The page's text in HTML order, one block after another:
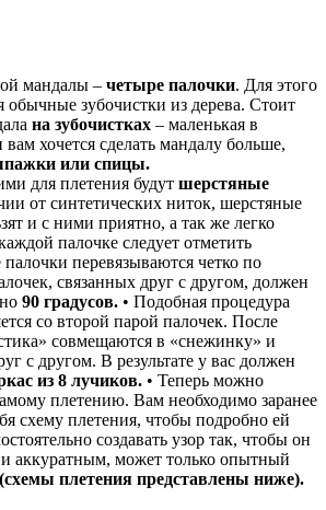
мандалы – четыре палочки. Для этого
обычные зубочистки из дерева. Стоит
на зубочистках – маленькая в
хочется сделать мандалу больше,
или спицы.
для плетения будут шерстяные
от синтетических ниток, шерстяные
и с ними приятно, а так же легко
палочке следует отметить
перевязываются четко по
связанных друг с другом, должен
90 градусов. • Подобная процедура
со второй парой палочек. После
совмещаются в «снежинку» и
с другом. В результате у вас должен
из 8 лучиков. • Теперь можно
плетению. Вам необходимо заранее
схему плетения, чтобы подробно ей
создавать узор так, чтобы он
аккуратным, может только опытный
(схемы плетения представлены ниже).